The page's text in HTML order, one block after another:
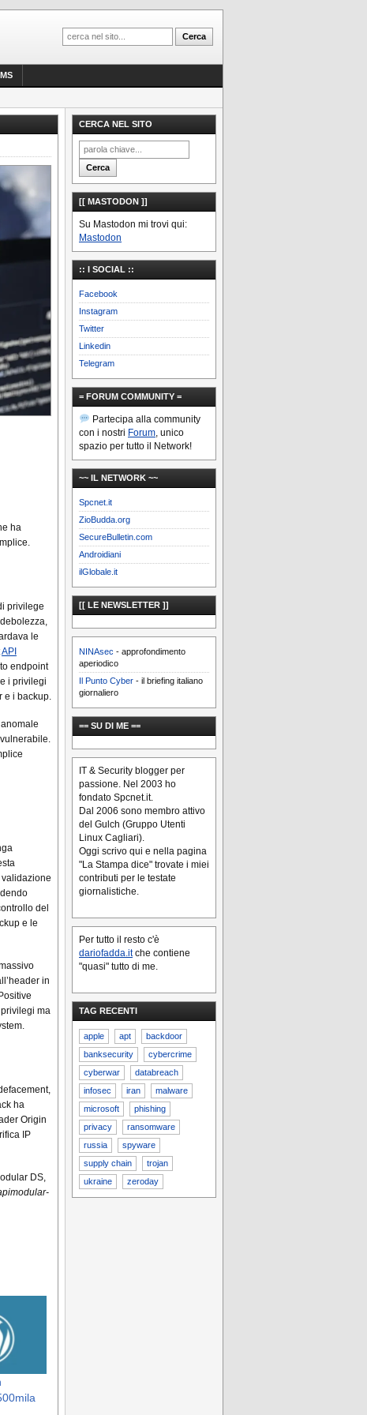
ha
privilege
le
API
endpoint
i privilegi
e i backup.
validazione
del
e le
in
ma
ha
Origin
IP
DS,
CERCA NEL SITO
[[ MASTODON ]]
Su Mastodon mi trovi qui:
Mastodon
:: I SOCIAL ::
Facebook
Instagram
Twitter
Linkedin
Telegram
= FORUM COMMUNITY =
Partecipa alla community
con i nostri Forum, unico
spazio per tutto il Network!
~~ IL NETWORK ~~
Spcnet.it
ZioBudda.org
SecureBulletin.com
Androidiani
ilGlobale.it
[[ LE NEWSLETTER ]]
NINAsec - approfondimento
aperiodico
Il Punto Cyber - il briefing italiano
giornaliero
== SU DI ME ==
IT & Security blogger per
passione. Nel 2003 ho
fondato Spcnet.it.
Dal 2006 sono membro attivo
del Gulch (Gruppo Utenti
Linux Cagliari).
Oggi scrivo qui e nella pagina
"La Stampa dice" trovate i miei
contributi per le testate
giornalistiche.
Per tutto il resto c'è
dariofadda.itche contiene
"quasi" tutto di me.
TAG RECENTI
apple apt
backdoor
banksecurity
cybercrime
cyberwar
databreach
infosec
iran
malware
microsoft
phishing
privacy
ransomware
russia
spyware
supply chain
trojan
ukraine
zeroday